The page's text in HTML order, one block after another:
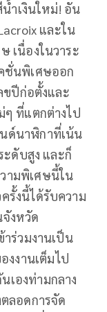
ำเงินใหม่! อัน
และใน
เนื่องในวาระ
ชั่นพิเศษออก
ขปีก่อตั้งและ
ๆ ที่แตกต่างไป
ด์นาฬิกาที่เน้น
ะดับสูง และก็
ามพิเศษนี้ใน
รั้งนี้ได้รับความ
งหวัด
าร่วมงานเป็น
งงานเต็มไป
เองท่ามกลาง
ลอดการจัด